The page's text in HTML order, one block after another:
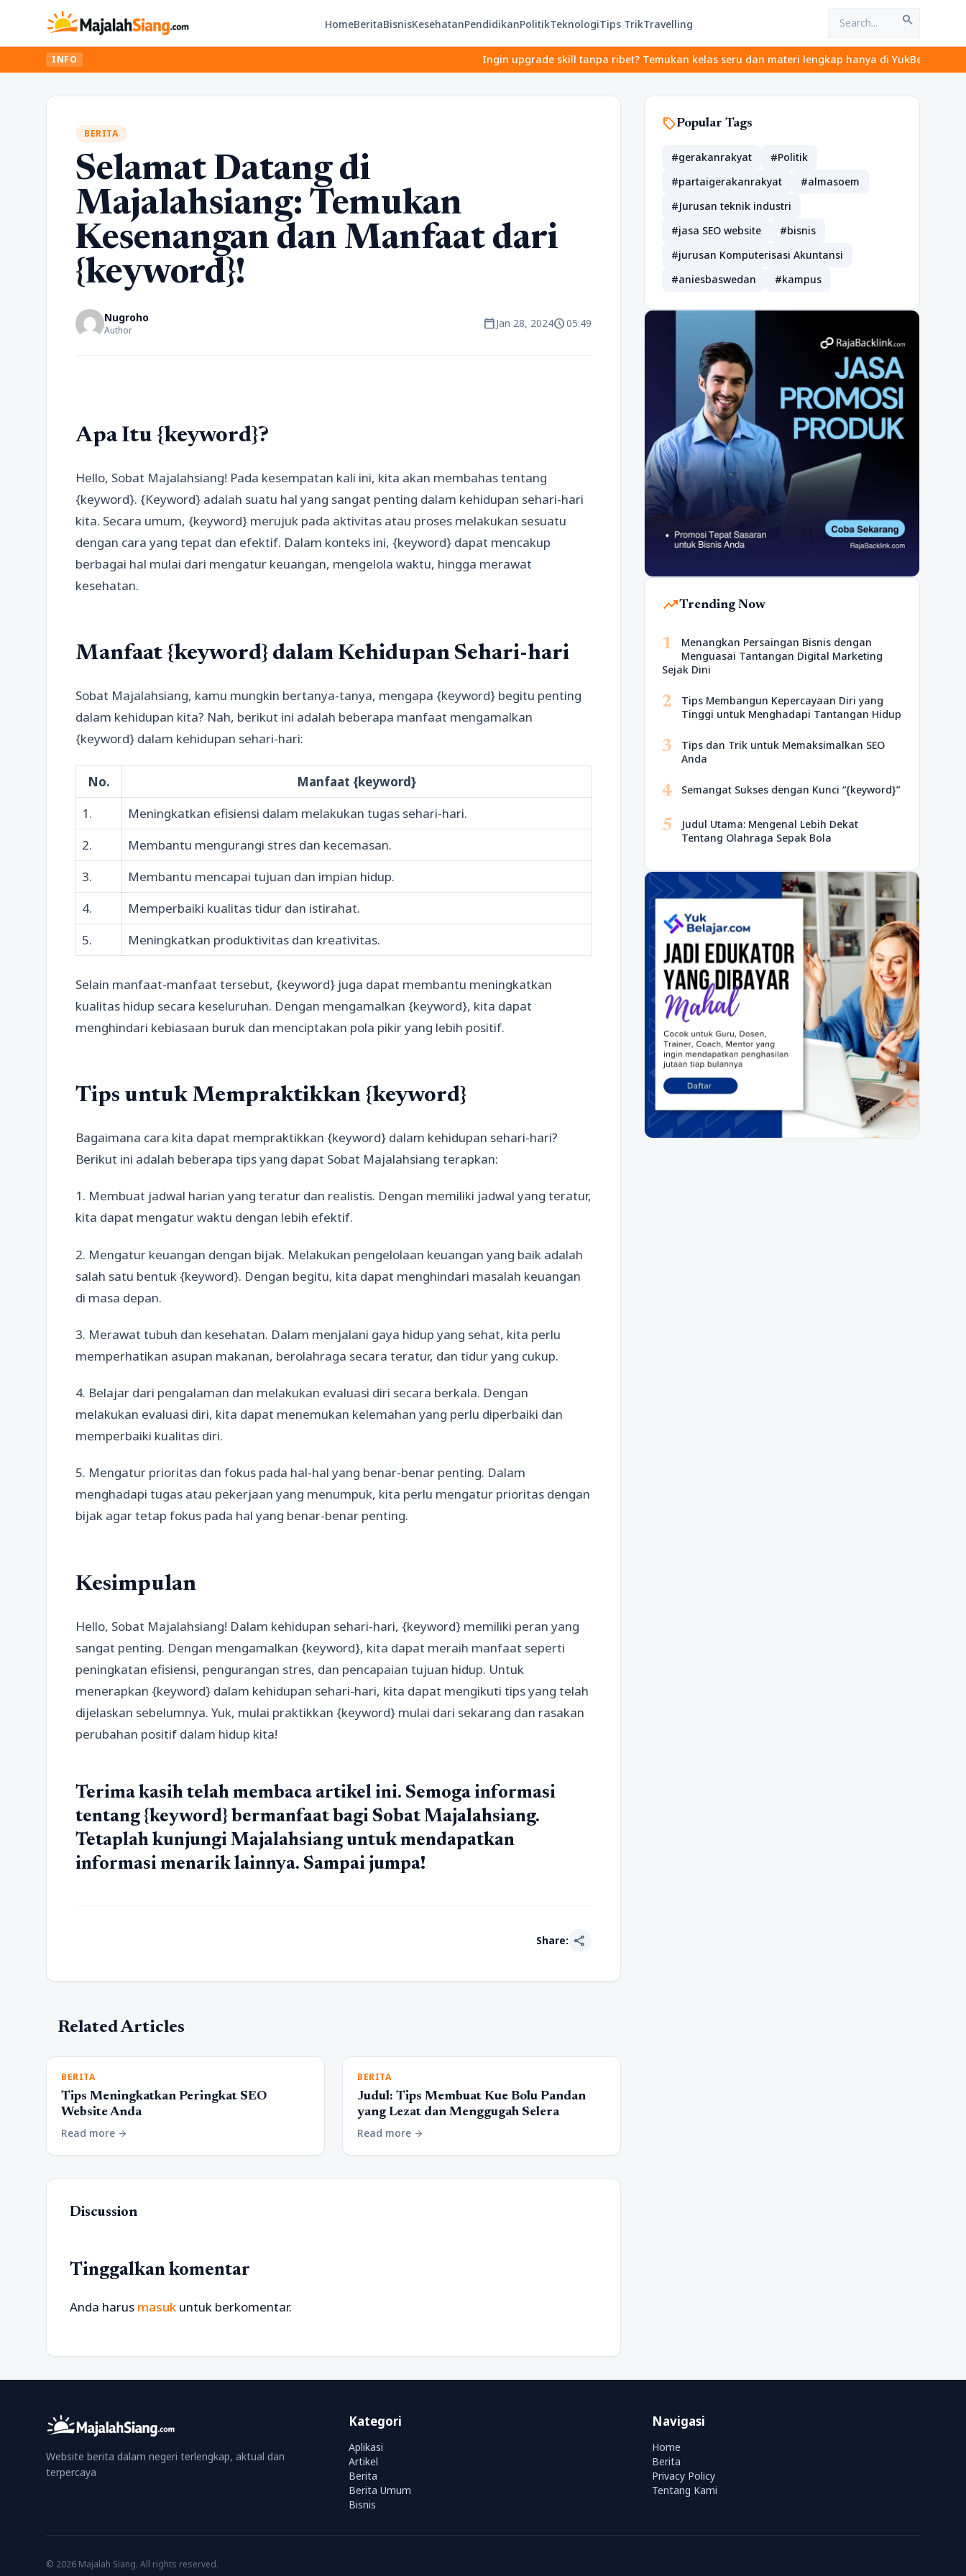
HomeBeritaBisnisKesehatanPendidikanPolitikTeknologiTips TrikTravelling search
INFO Ingin upgrade skill tanpa ribet? Temukan kelas seru dan materi lengkap hanya di YukBelajar.com. Mulai
BERITA
Selamat Datang di
Majalahsiang: Temukan
Kesenangan dan Manfaat dari
{keyword}!
Nugroho
Author calendar_todayJan 28, 2024schedule05:49
Apa Itu {keyword}?
Hello, Sobat Majalahsiang! Pada kesempatan kali ini, kita akan membahas tentang
{keyword}. {Keyword} adalah suatu hal yang sangat penting dalam kehidupan sehari-hari
kita. Secara umum, {keyword} merujuk pada aktivitas atau proses melakukan sesuatu
dengan cara yang tepat dan efektif. Dalam konteks ini, {keyword} dapat mencakup
berbagai hal mulai dari mengatur keuangan, mengelola waktu, hingga merawat
kesehatan.
Manfaat {keyword} dalam Kehidupan Sehari-hari
Sobat Majalahsiang, kamu mungkin bertanya-tanya, mengapa {keyword} begitu penting
dalam kehidupan kita? Nah, berikut ini adalah beberapa manfaat mengamalkan
{keyword} dalam kehidupan sehari-hari:
No.
Manfaat {keyword}
1.
Meningkatkan efisiensi dalam melakukan tugas sehari-hari.
2.
Membantu mengurangi stres dan kecemasan.
3.
Membantu mencapai tujuan dan impian hidup.
4.
Memperbaiki kualitas tidur dan istirahat.
5.
Meningkatkan produktivitas dan kreativitas.
Selain manfaat-manfaat tersebut, {keyword} juga dapat membantu meningkatkan
kualitas hidup secara keseluruhan. Dengan mengamalkan {keyword}, kita dapat
menghindari kebiasaan buruk dan menciptakan pola pikir yang lebih positif.
Tips untuk Mempraktikkan {keyword}
Bagaimana cara kita dapat mempraktikkan {keyword} dalam kehidupan sehari-hari?
Berikut ini adalah beberapa tips yang dapat Sobat Majalahsiang terapkan:
1. Membuat jadwal harian yang teratur dan realistis. Dengan memiliki jadwal yang teratur,
kita dapat mengatur waktu dengan lebih efektif.
2. Mengatur keuangan dengan bijak. Melakukan pengelolaan keuangan yang baik adalah
salah satu bentuk {keyword}. Dengan begitu, kita dapat menghindari masalah keuangan
di masa depan.
3. Merawat tubuh dan kesehatan. Dalam menjalani gaya hidup yang sehat, kita perlu
memperhatikan asupan makanan, berolahraga secara teratur, dan tidur yang cukup.
4. Belajar dari pengalaman dan melakukan evaluasi diri secara berkala. Dengan
melakukan evaluasi diri, kita dapat menemukan kelemahan yang perlu diperbaiki dan
memperbaiki kualitas diri.
5. Mengatur prioritas dan fokus pada hal-hal yang benar-benar penting. Dalam
menghadapi tugas atau pekerjaan yang menumpuk, kita perlu mengatur prioritas dengan
bijak agar tetap fokus pada hal yang benar-benar penting.
Kesimpulan
Hello, Sobat Majalahsiang! Dalam kehidupan sehari-hari, {keyword} memiliki peran yang
sangat penting. Dengan mengamalkan {keyword}, kita dapat meraih manfaat seperti
peningkatan efisiensi, pengurangan stres, dan pencapaian tujuan hidup. Untuk
menerapkan {keyword} dalam kehidupan sehari-hari, kita dapat mengikuti tips yang telah
dijelaskan sebelumnya. Yuk, mulai praktikkan {keyword} mulai dari sekarang dan rasakan
perubahan positif dalam hidup kita!
Terima kasih telah membaca artikel ini. Semoga informasi
tentang {keyword} bermanfaat bagi Sobat Majalahsiang.
Tetaplah kunjungi Majalahsiang untuk mendapatkan
informasi menarik lainnya. Sampai jumpa!
Share: share
Related Articles
BERITA
Tips Meningkatkan Peringkat SEO
Website Anda
Read more arrow_forward
BERITA
Judul: Tips Membuat Kue Bolu Pandan
yang Lezat dan Menggugah Selera
Read more arrow_forward
Discussion
Tinggalkan komentar
Anda harus masuk untuk berkomentar.
sellPopular Tags
#gerakanrakyat
#Politik
#partaigerakanrakyat
#almasoem
#Jurusan teknik industri
#jasa SEO website
#bisnis
#jurusan Komputerisasi Akuntansi
#aniesbaswedan
#kampus
trending_upTrending Now
1
Menangkan Persaingan Bisnis dengan
Menguasai Tantangan Digital Marketing
Sejak Dini
2
Tips Membangun Kepercayaan Diri yang
Tinggi untuk Menghadapi Tantangan Hidup
3
Tips dan Trik untuk Memaksimalkan SEO
Anda
4 Semangat Sukses dengan Kunci “{keyword}”
5
Judul Utama: Mengenal Lebih Dekat
Tentang Olahraga Sepak Bola
Website berita dalam negeri terlengkap, aktual dan
terpercaya
Kategori
Aplikasi
Artikel
Berita
Berita Umum
Bisnis
Navigasi
Home
Berita
Privacy Policy
Tentang Kami
© 2026 Majalah Siang. All rights reserved.